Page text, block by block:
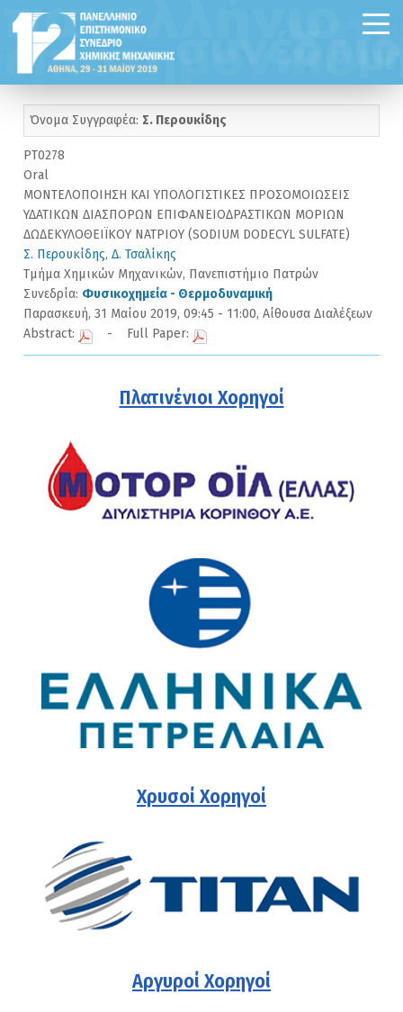
Όνομα Συγγραφέα: Σ. Περουκίδης
PT0278
Oral
ΜΟΝΤΕΛΟΠΟΙΗΣΗ ΚΑΙ ΥΠΟΛΟΓΙΣΤΙΚΕΣ ΠΡΟΣΟΜΟΙΩΣΕΙΣ
ΥΔΑΤΙΚΩΝ ΔΙΑΣΠΟΡΩΝ ΕΠΙΦΑΝΕΙΟΔΡΑΣΤΙΚΩΝ ΜΟΡΙΩΝ
ΔΩΔΕΚΥΛΟΘΕΙΪΚΟΥ ΝΑΤΡΙΟΥ (SODIUM DODECYL SULFATE)
Σ. Περουκίδης, Δ. Τσαλίκης
Τμήμα Χημικών Μηχανικών, Πανεπιστήμιο Πατρών
Συνεδρία: Φυσικοχημεία - Θερμοδυναμική
Παρασκευή, 31 Μαίου 2019, 09:45 - 11:00, Αίθουσα Διαλέξεων
Abstract:
- Full Paper:
Πλατινένιοι Χορηγοί
Χρυσοί Χορηγοί
Αργυροί Χορηγοί